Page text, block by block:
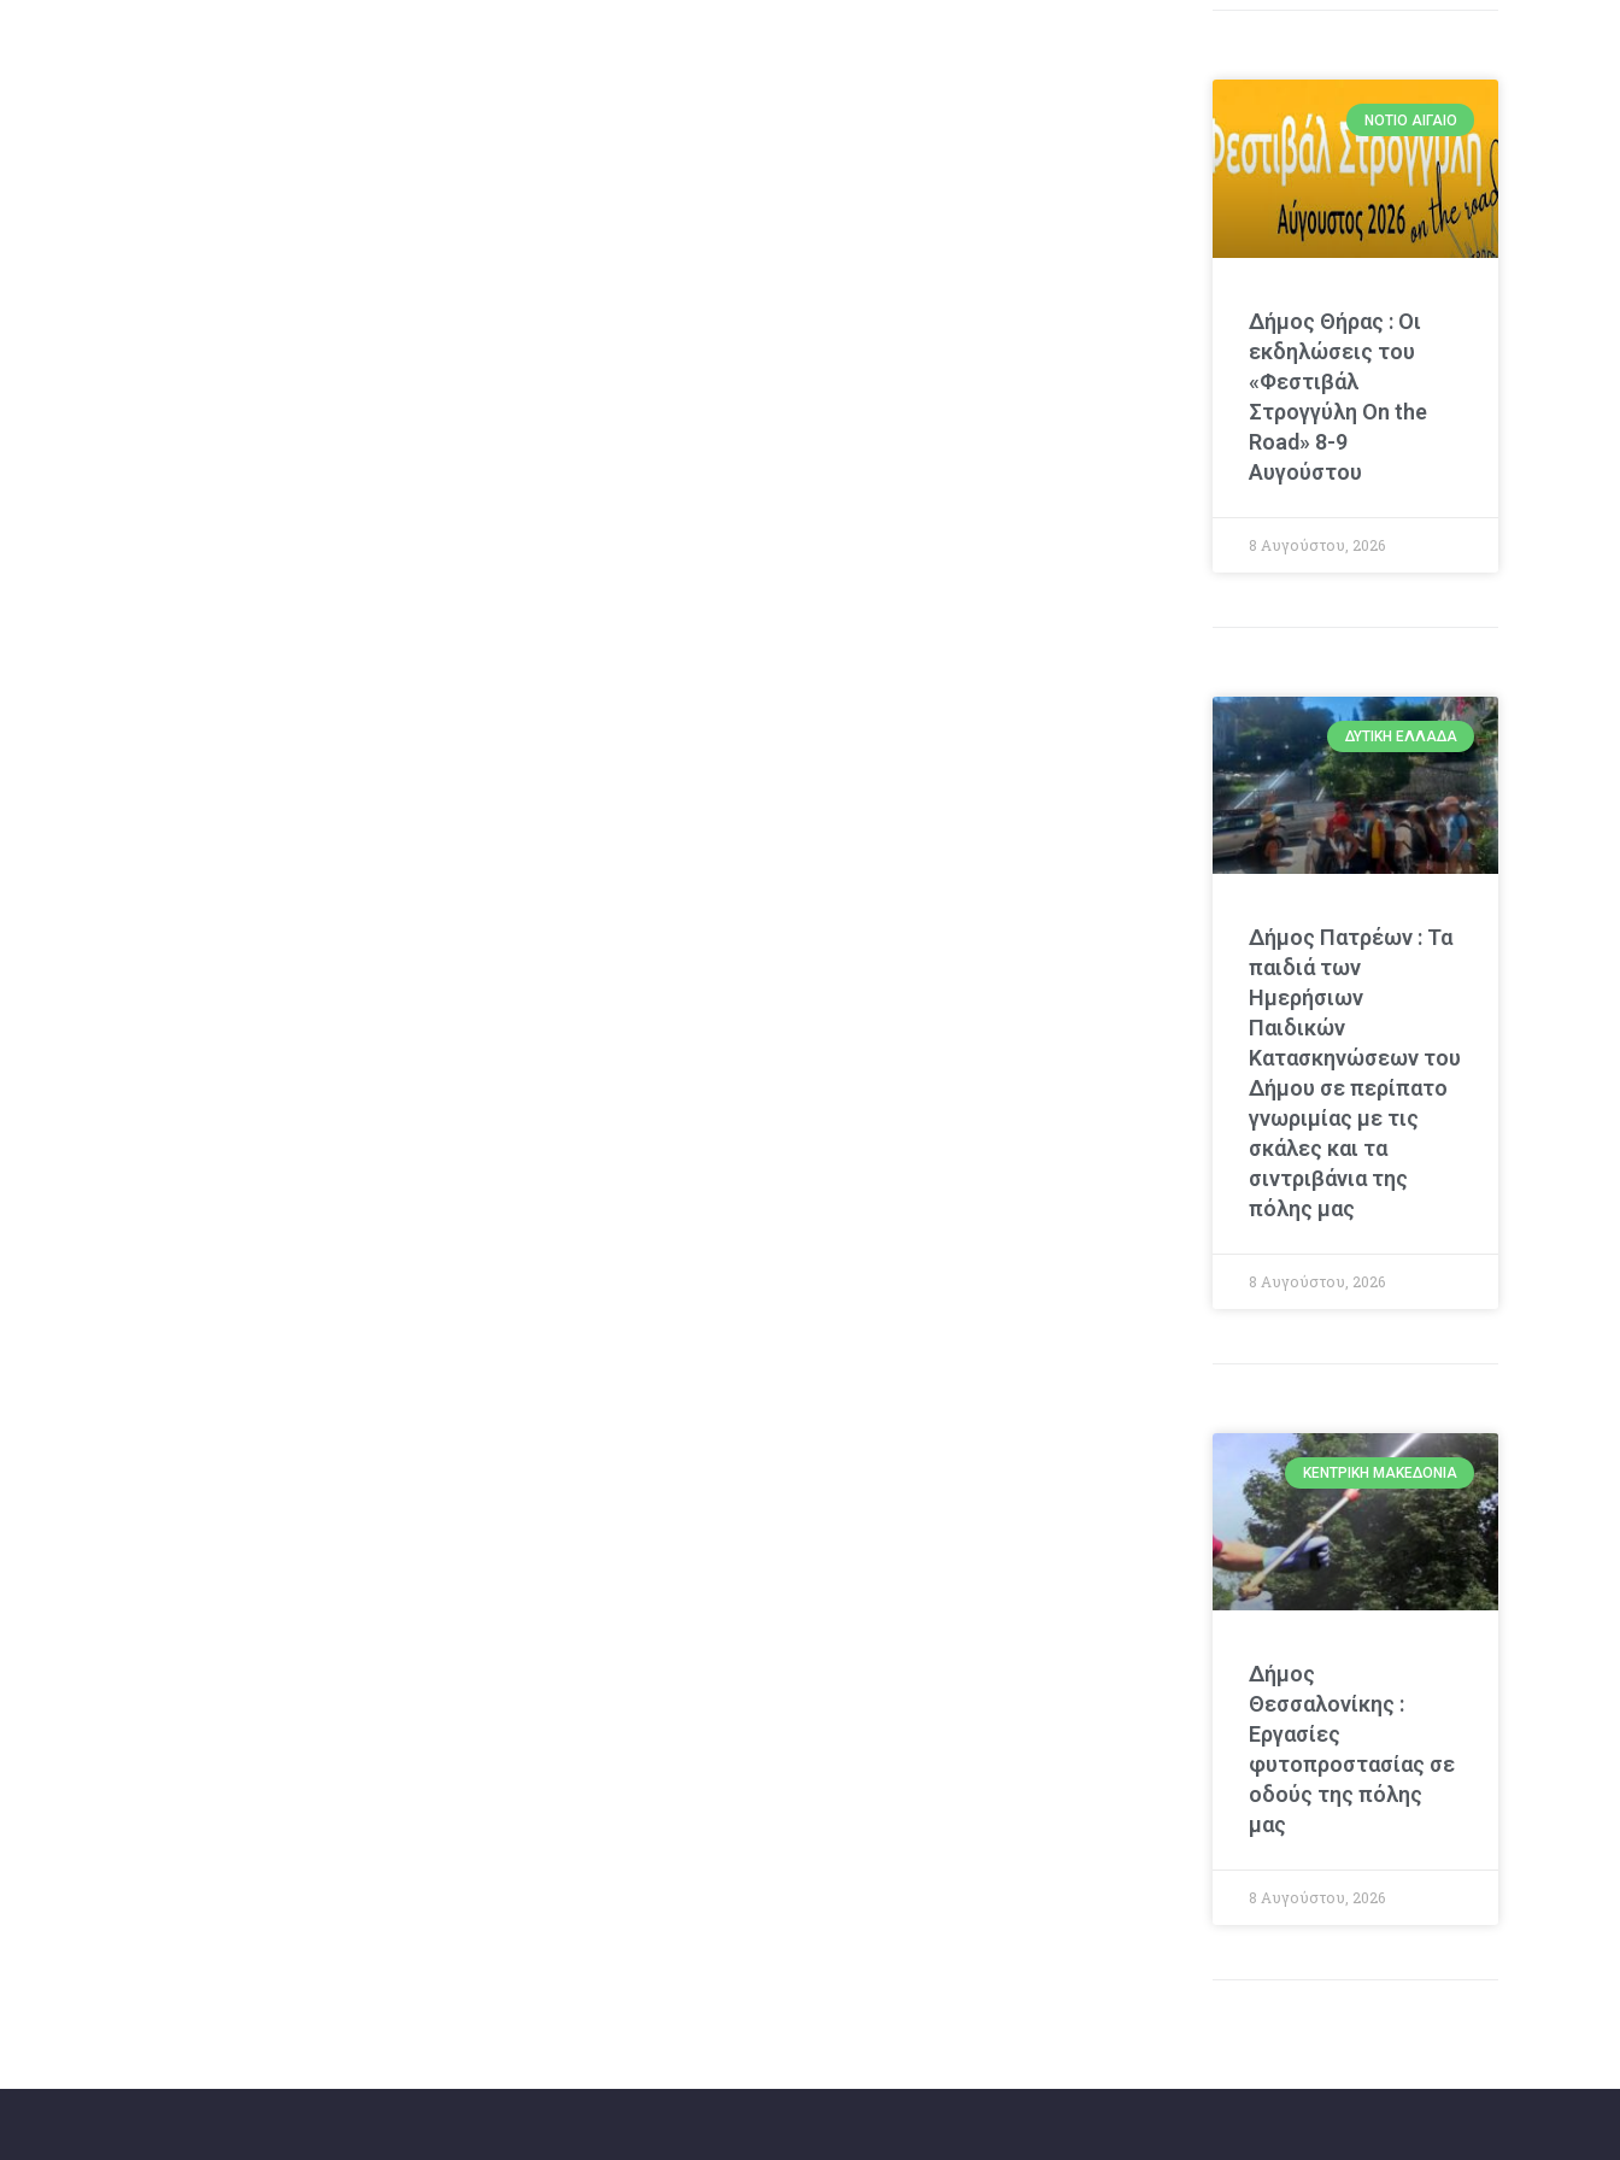
ΝΌΤΙΟ ΑΙΓΑΊΟ
Δήμος Θήρας : Οι
εκδηλώσεις του
«Φεστιβάλ
Στρογγύλη On the
Road» 8-9
Αυγούστου
8 Αυγούστου, 2026
ΔΥΤΙΚΉ ΕΛΛΆΔΑ
Δήμος Πατρέων : Τα
παιδιά των
Ημερήσιων
Παιδικών
Κατασκηνώσεων του
Δήμου σε περίπατο
γνωριμίας με τις
σκάλες και τα
σιντριβάνια της
πόλης μας
8 Αυγούστου, 2026
ΚΕΝΤΡΙΚΉ ΜΑΚΕΔΟΝΊΑ
Δήμος
Θεσσαλονίκης :
Εργασίες
φυτοπροστασίας σε
οδούς της πόλης
μας
8 Αυγούστου, 2026